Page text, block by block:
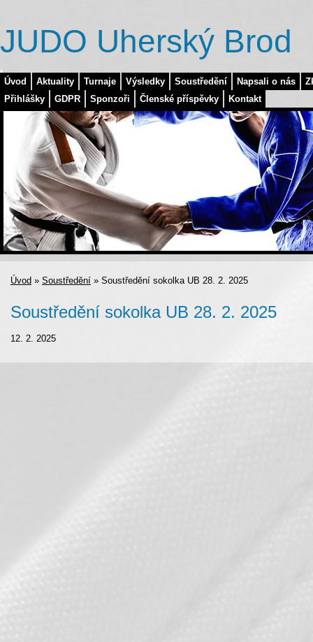
Úvod Aktuality Turnaje Výsledky Soustředění Napsali o nás
Přihlášky
GDPR Sponzoři Členské příspěvky Kontakt
JUDO Uherský Brod
Úvod » Soustředění » Soustředění sokolka UB 28. 2. 2025
Soustředění sokolka UB 28. 2. 2025
12. 2. 2025